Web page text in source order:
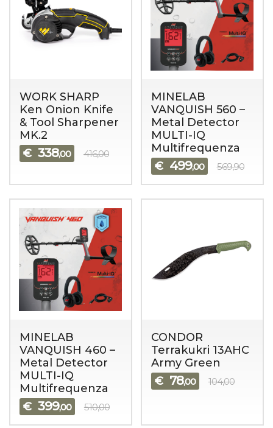
WORK SHARP
Ken Onion Knife
& Tool Sharpener
MK.2
€ 338,00 416,00
MINELAB
VANQUISH 560 –
Metal Detector
MULTI-IQ
Multifrequenza
€ 499,00 569,90
MINELAB
VANQUISH 460 –
Metal Detector
MULTI-IQ
Multifrequenza
€ 399,00 510,00
CONDOR
Terrakukri 13AHC
Army Green
€ 78,00 104,00